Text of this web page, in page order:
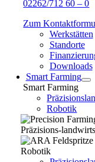
02262/712 60 – 0
Zum
Werkstätten
Standorte
Downloads
Smart Farming
Smart Farming
Robotik
Präzisions-
Robotik